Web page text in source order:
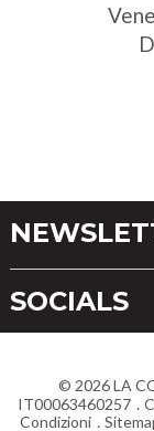
SOCIALS
© 2026LA
IT00063460257
Condizioni